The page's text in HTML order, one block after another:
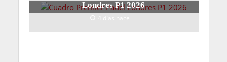
Londres P1 2026
4 días hace